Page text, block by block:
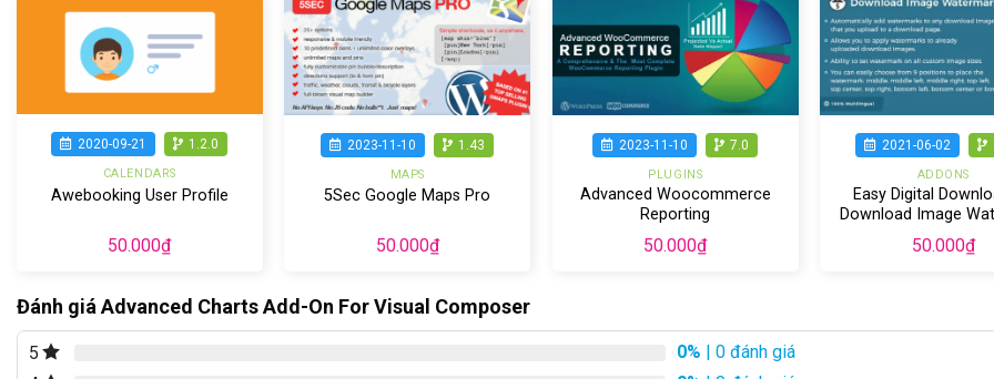
2020-09-21 1.2.0
CALENDARS
Awebooking User Profile
50.000₫
2023-11-10 1.43
MAPS
5Sec Google Maps Pro
50.000₫
2023-11-10 7.0
PLUGINS
Advanced Woocommerce
Reporting
50.000₫
2021-06-02
ADDONS
Easy Digital
Download Image
50.000₫
Đánh giá Advanced Charts Add-On For Visual Composer
5 0% | 0 đánh giá